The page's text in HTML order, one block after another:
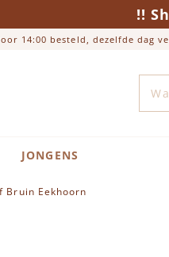
!!
14:00 besteld, dezelfde dag
JONGENS
Bruin Eekhoorn